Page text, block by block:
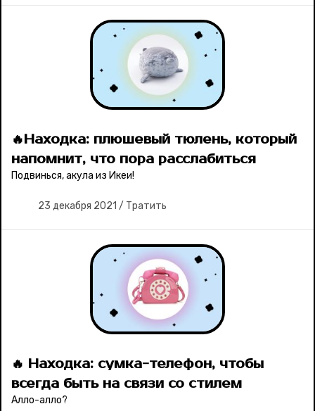
🔥Находка: плюшевый тюлень, который
напомнит, что пора расслабиться
Подвинься, акула из Икеи!
23 декабря 2021 / Тратить
🔥 Находка: сумка-телефон, чтобы
всегда быть на связи со стилем
Алло-алло?